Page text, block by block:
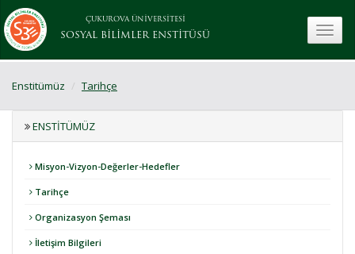
ÇUKUROVA ÜNİVERSİTESİ
SOSYAL BİLİMLER ENSTİTÜSÜ
Enstitümüz Tarihçe
ENSTITÜMÜZ
Misyon-Vizyon-Değerler-Hedefler
Tarihçe
Organizasyon Şeması
İletişim Bilgileri